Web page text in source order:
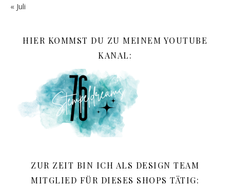
« Juli
HIER KOMMST DU ZU MEINEM YOUTUBE
KANAL:
ZUR ZEIT BIN ICH ALS DESIGN TEAM
MITGLIED FÜR DIESES SHOPS TÄTIG: